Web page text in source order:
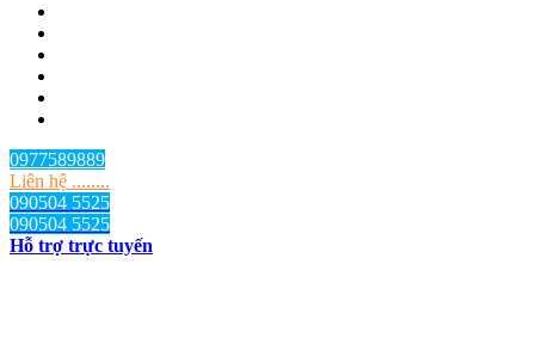
0977589889
Liên hệ ........
090504 5525
090504 5525
Hỗ trợ trực tuyến